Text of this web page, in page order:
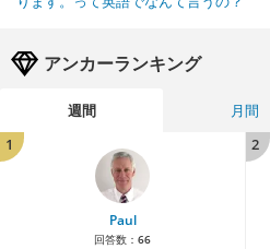
アンカーランキング
週間 月間
1
Paul
回答数： 66
2